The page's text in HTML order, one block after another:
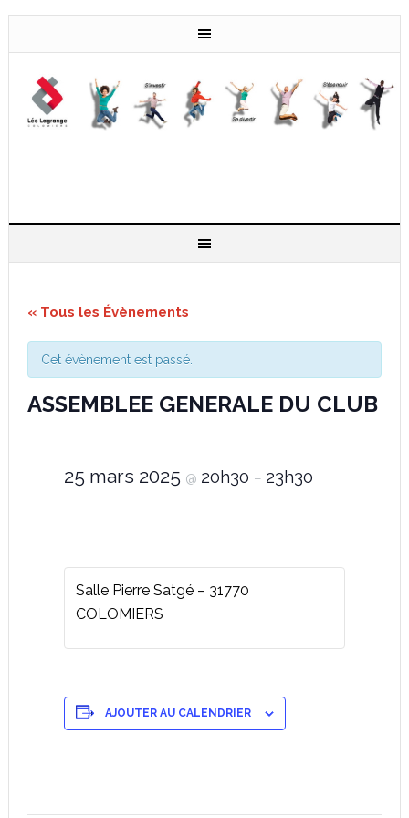
« Tous les Évènements
Cet évènement est passé.
ASSEMBLEE GENERALE DU CLUB
25 mars 2025 @ 20h30 – 23h30
Salle Pierre Satgé – 31770
COLOMIERS
AJOUTER AU CALENDRIER